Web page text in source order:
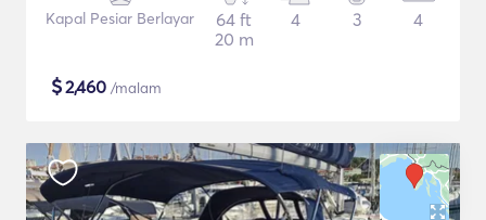
Kapal Pesiar Berlayar
64 ft
20 m
4 3 4
$2,460 /malam